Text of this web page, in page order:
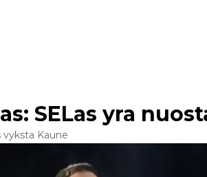
SELas yra
vyksta Kaune